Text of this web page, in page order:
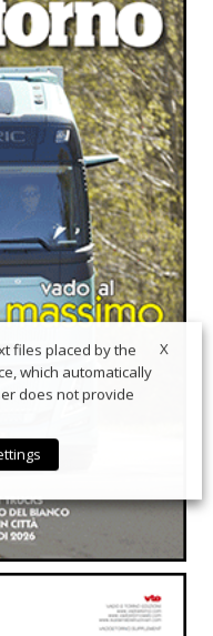
X
files placed by the
which automatically
does not provide